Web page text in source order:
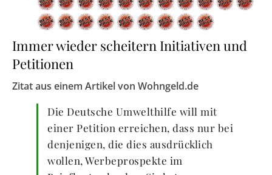
Immer wieder scheitern Initiativen und
Petitionen
Zitat aus einem Artikel von Wohngeld.de
Die Deutsche Umwelthilfe will mit
einer Petition erreichen, dass nur bei
denjenigen, die dies ausdrücklich
wollen, Werbeprospekte im